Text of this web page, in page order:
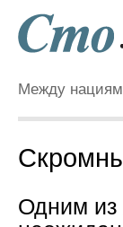
Между
Одним из